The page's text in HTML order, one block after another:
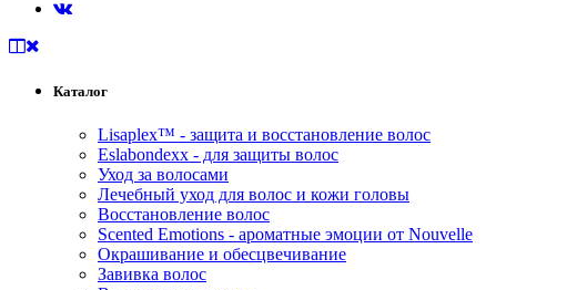
Каталог
Lisaplex™ - защита и восстановление волос
Eslabondexx - для защиты волос
Уход за волосами
Лечебный уход для волос и кожи головы
Восстановление волос
Scented Emotions - ароматные эмоции от Nouvelle
Окрашивание и обесцвечивание
Завивка волос